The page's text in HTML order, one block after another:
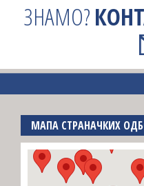
ЗНАМО?
МАПА СТРАНАЧКИХ